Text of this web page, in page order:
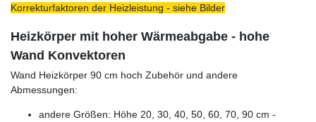
Korrekturfaktoren der Heizleistung - siehe Bilder
Heizkörper mit hoher Wärmeabgabe - hohe
Wand Konvektoren
Wand Heizkörper 90 cm hoch Zubehör und andere
Abmessungen:
andere Größen: Höhe 20, 30, 40, 50, 60, 70, 90 cm -